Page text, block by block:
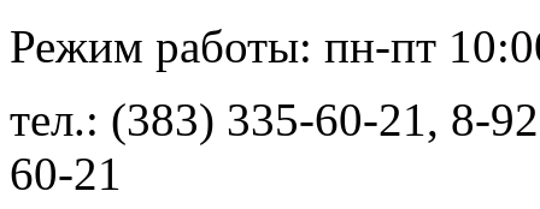
Режим работы: пн-пт
тел.: (383) 335-60-21, 8-
60-21